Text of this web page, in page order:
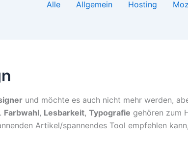
Alle Allgemein Hosting
und möchte es auch nicht mehr werden,
Farbwahl, Lesbarkeit, Typografie gehören zum
Artikel/spannendes Tool empfehlen